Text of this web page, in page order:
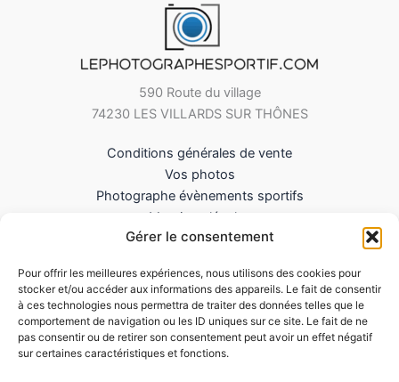
Gérer le consentement
Pour offrir les meilleures expériences, nous utilisons des cookies pour
stocker et/ou accéder aux informations des appareils. Le fait de consentir
à ces technologies nous permettra de traiter des données telles que le
comportement de navigation ou les ID uniques sur ce site. Le fait de ne
pas consentir ou de retirer son consentement peut avoir un effet négatif
sur certaines caractéristiques et fonctions.
590 Route du village
74230 LES VILLARDS SUR THÔNES
Conditions générales de vente
Vos photos
Photographe évènements sportifs
Mentions légales
Mes Téléchargements
Politique de cookies (UE)